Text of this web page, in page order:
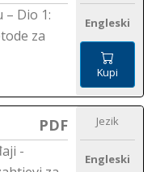
Dio 1:
za
Engleski
Kupi
PDF
-
Jezik
Engleski